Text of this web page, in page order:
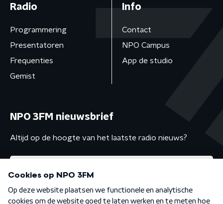
Radio
Programmering
Presentatoren
Frequenties
Gemist
Info
Contact
NPO Campus
App de studio
NPO 3FM nieuwsbrief
Altijd op de hoogte van het laatste radio nieuws?